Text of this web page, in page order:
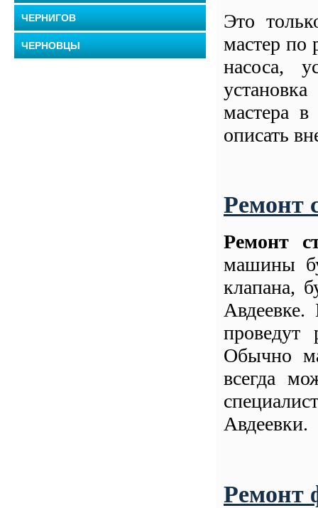
ЧЕРНИГОВ
ЧЕРНОВЦЫ
Это
мастер по
насоса,
мастера
описать
Ремонт
Ремонт
машины
клапана,
проведут
Обычно
всегда
Авдеевки.
Ремонт